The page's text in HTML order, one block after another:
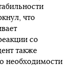
что
со
также
необходимости